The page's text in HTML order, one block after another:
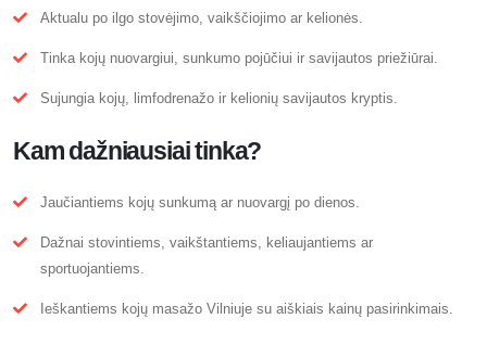
Aktualu po ilgo stovėjimo, vaikščiojimo ar kelionės.
Tinka kojų nuovargiui, sunkumo pojūčiui ir savijautos priežiūrai.
Sujungia kojų, limfodrenažo ir kelionių savijautos kryptis.
Kam dažniausiai tinka?
Jaučiantiems kojų sunkumą ar nuovargį po dienos.
Dažnai stovintiems, vaikštantiems, keliaujantiems ar
sportuojantiems.
Ieškantiems kojų masažo Vilniuje su aiškiais kainų pasirinkimais.